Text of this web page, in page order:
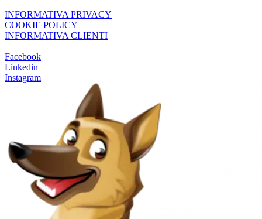
INFORMATIVA PRIVACY
COOKIE POLICY
INFORMATIVA CLIENTI
Facebook
Linkedin
Instagram